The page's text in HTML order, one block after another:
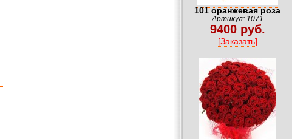
101 оранжевая роза
Артикул: 1071
9400 руб.
[Заказать]